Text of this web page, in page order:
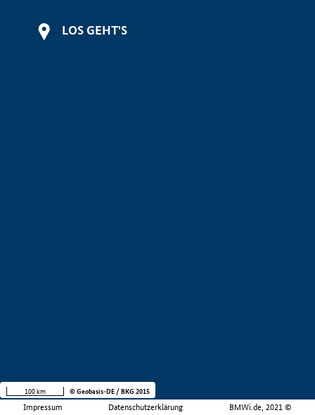
LOS GEHT'S
Impressum Datenschutzerklärung BMWi.de, 2021 ©
100 km © Geobasis-DE / BKG 2015